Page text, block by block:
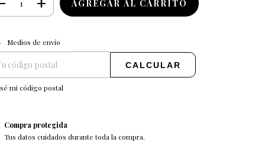
para el CP:
Medios de envío
CALCULAR
mi código postal
Compra protegida
Tus datos cuidados durante toda la compra.